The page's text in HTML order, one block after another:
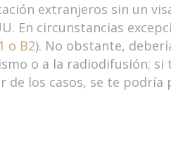
extranjeros sin un
En circunstancias
o B2). No obstante,
o a la radiodifusión; si
los casos, se te podría